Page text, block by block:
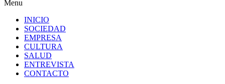
Menu
INICIO
SOCIEDAD
EMPRESA
CULTURA
SALUD
ENTREVISTA
CONTACTO